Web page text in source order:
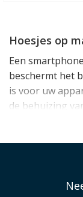
Hoesjes op
Een
beschermt het
is voor uw
de behuizing
en
maat gemaakt
smartphone,